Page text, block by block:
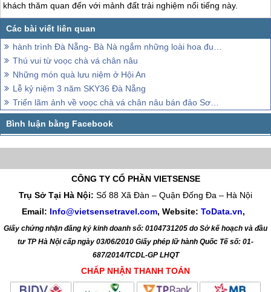
khách thăm quan đến với mảnh đất trải nghiệm nổi tiếng này.
hành trình Đà Nẵng- Bà Nà ngắm những loài hoa đua nở
Thú vui từ voọc chà vá chân nâu
Những món quà lưu niệm ở Hội An
Lễ kỷ niệm 3 năm SKY36 Đà Nẵng
Triển lãm ảnh về voọc chà vá chân nâu bán đảo Sơn Trà
CÔNG TY CỔ PHẦN VIETSENSE
Trụ Sở Tại Hà Nội: Số 88 Xã Đàn – Quận Đống Đa – Hà Nội
Email: Info@vietsensetravel.com, Website: ToData.vn,
Giấy chứng nhận đăng ký kinh doanh số: 0104731205 do Sở kế hoạch và đầu
tư TP Hà Nội cấp ngày 03/06/2010 Giấy phép lữ hành Quốc Tế số: 01-
687/2014/TCDL-GP LHQT
CHẤP NHẬN THANH TOÁN